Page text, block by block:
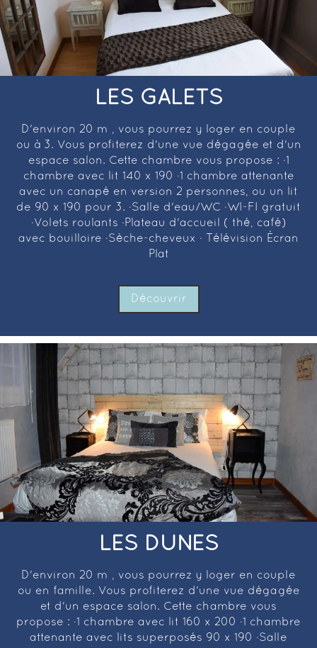
LES GALETS
D'environ 20 m², vous pourrez y loger en couple
ou à 3. Vous profiterez d'une vue dégagée et d'un
espace salon. Cette chambre vous propose : ·1
chambre avec lit 140 x 190 ·1 chambre attenante
avec un canapé en version 2 personnes, ou un lit
de 90 x 190 pour 3. ·Salle d'eau/WC ·WI-FI gratuit
·Volets roulants ·Plateau d'accueil ( thé, café)
avec bouilloire ·Sèche-cheveux · Télévision Écran
Plat
Découvrir
LES DUNES
D'environ 20 m², vous pourrez y loger en couple
ou en famille. Vous profiterez d'une vue dégagée
et d'un espace salon. Cette chambre vous
propose : ·1 chambre avec lit 160 x 200 ·1 chambre
attenante avec lits superposés 90 x 190 ·Salle